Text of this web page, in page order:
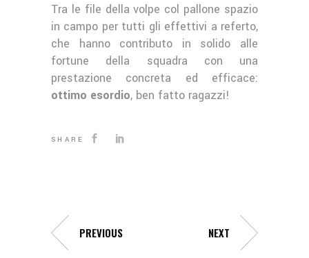
Tra le file della volpe col pallone spazio
in campo per tutti gli effettivi a referto,
che hanno contributo in solido alle
fortune della squadra con una
prestazione concreta ed efficace:
ottimo esordio, ben fatto ragazzi!
SHARE
PREVIOUS NEXT